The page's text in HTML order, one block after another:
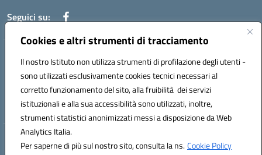
Cookies e altri strumenti di tracciamento
Il nostro Istituto non utilizza strumenti di profilazione degli utenti -
sono utilizzati esclusivamente cookies tecnici necessari al
corretto funzionamento del sito, alla fruibilità dei servizi
istituzionali e alla sua accessibilità sono utilizzati, inoltre,
strumenti statistici anonimizzati messi a disposizione da Web
Analytics Italia.
Per saperne di più sul nostro sito, consulta la ns.Cookie Policy
Seguici su:
Indirizzo: VIA BRECCIAME, 46 - 81024 MADDALONI (CE)
Mail: CEIC8AU001@istruzione.it - Pec: CEIC8AU001@pec.istruzione.it -
Telefono: 0823408721
Meccanografico: CEIC8AU001
Codice fiscale: 93086080616
Hosting & Powered by 3D Solution S.r.l.